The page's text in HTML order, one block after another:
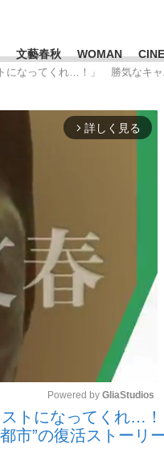
「最悪の空気のま
いま
文藝春秋 WOMAN
#森岡毅
なってくれ…！」 勝気なキャ
arrow_forward_ios 詳しく見る
Mute
Powered by GliaStudios
ストになってくれ…
市”の復活ストーリ